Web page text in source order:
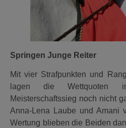
Springen Junge Reiter
Mit vier Strafpunkten und
lagen die
Meisterschaftssieg noch nicht
Anna-Lena Laube und Amani
Wertung blieben die Beiden